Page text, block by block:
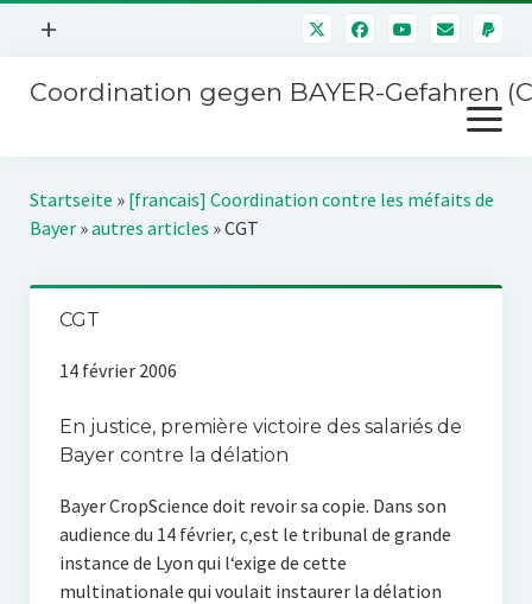
Menü
+
Mitmachen
Über uns
Impressum
Störfälle
Coordination gegen BAYER-Gefahren
Menü
öffnen
Kampagnen
Startseite » [francais] Coordination contre les méfaits de
Bayer»autres articles »CGT
CGT
14 février 2006
En justice, première victoire des salariés de
Bayer contre la délation
Bayer CropScience doit revoir sa copie. Dans son
audience du 14 février, c‚est le tribunal de grande
instance de Lyon qui l‘exige de cette
multinationale qui voulait instaurer la délation